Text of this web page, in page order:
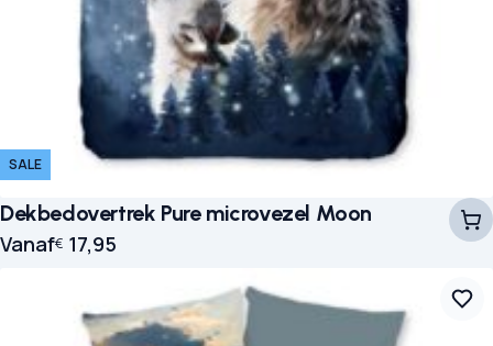
SALE
Dekbedovertrek Pure microvezel Moon
Vanaf€ 17,95